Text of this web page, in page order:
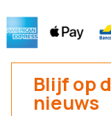
Blijf op
nieuws